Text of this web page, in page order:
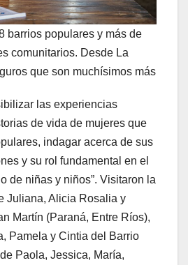
barrios populares y más de
comunitarios. Desde La
que son muchísimos más
las experiencias
de vida de mujeres que
indagar acerca de sus
y su rol fundamental en el
de niñas y niños”. Visitaron la
Juliana, Alicia Rosalia y
Martín (Paraná, Entre Ríos),
Pamela y Cintia del Barrio
Paola, Jessica, María,